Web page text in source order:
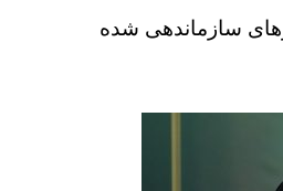
سازماندهی شده